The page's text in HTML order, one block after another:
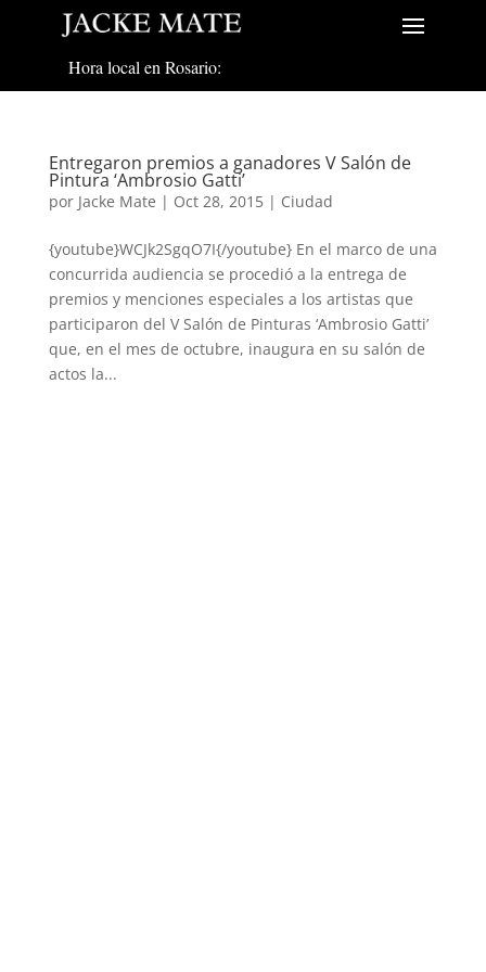
Hora local en Rosario:
Entregaron premios a ganadores V Salón de
Pintura ‘Ambrosio Gatti’
por Jacke Mate | Oct 28, 2015| Ciudad
{youtube}WCJk2SgqO7I{/youtube} En el marco de una
concurrida audiencia se procedió a la entrega de
premios y menciones especiales a los artistas que
participaron del V Salón de Pinturas ‘Ambrosio Gatti’
que, en el mes de octubre, inaugura en su salón de
actos la...